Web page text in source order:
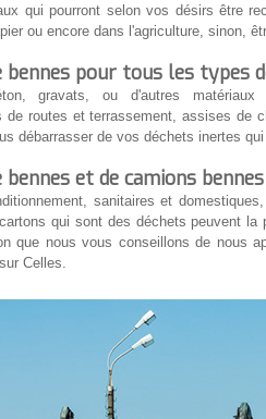
qui pourront selon vos désirs être
ou encore dans l'agriculture, sinon,
bennes pour tous les types
gravats, ou d'autres
de routes et terrassement, assises de
débarrasser de vos déchets inertes
bennes et de camions
sanitaires et
qui sont des déchets peuvent
que nous vous conseillons de nous
Celles.